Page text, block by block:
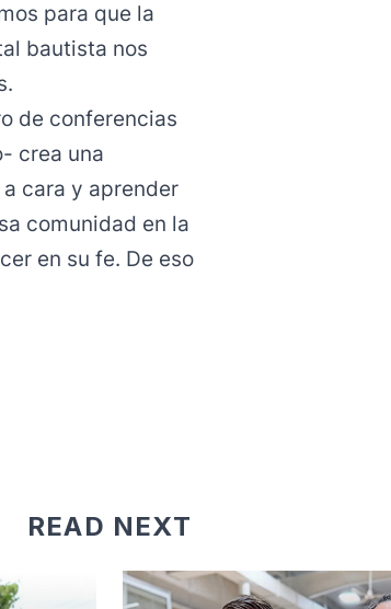
para que la
bautista nos
de conferencias
crea una
cara y aprender
comunidad en la
en su fe. De eso
READ NEXT